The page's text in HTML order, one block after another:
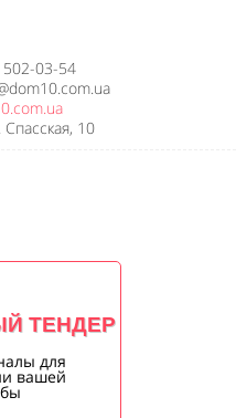
502-03-54
10
ТЕНДЕР
для
вашей